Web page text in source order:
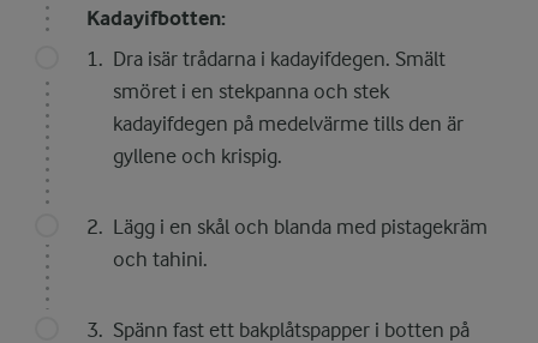
Kadayifbotten:
Dra isär trådarna i kadayifdegen. Smält
smöret i en stekpanna och stek
kadayifdegen på medelvärme tills den är
gyllene och krispig.
Lägg i en skål och blanda med pistagekräm
och tahini.
Spänn fast ett bakplåtspapper i botten på